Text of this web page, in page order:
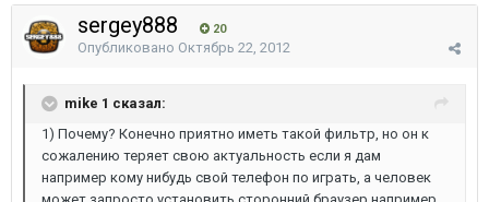
sergey888 20
Опубликовано Октябрь 22, 2012
mike 1 сказал:
1) Почему? Конечно приятно иметь такой фильтр, но он к
сожалению теряет свою актуальность если я дам
например кому нибудь свой телефон по играть, а человек